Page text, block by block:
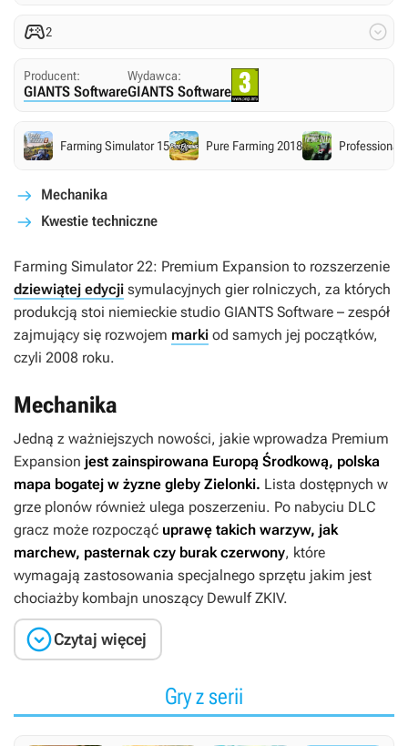
2 
Producent:
GIANTS Software
Wydawca:
GIANTS Software
Farming Simulator 15 Pure Farming 2018 Professional
Mechanika
Kwestie techniczne
Farming Simulator 22: Premium Expansion to rozszerzenie
dziewiątej edycji symulacyjnych gier rolniczych, za których
produkcją stoi niemieckie studio GIANTS Software – zespół
zajmujący się rozwojem marki od samych jej początków,
czyli 2008 roku.
Mechanika
Jedną z ważniejszych nowości, jakie wprowadza Premium
Expansion jest zainspirowana Europą Środkową, polska
mapa bogatej w żyzne gleby Zielonki. Lista dostępnych w
grze plonów również ulega poszerzeniu. Po nabyciu DLC
gracz może rozpocząć uprawę takich warzyw, jak
marchew, pasternak czy burak czerwony, które
wymagają zastosowania specjalnego sprzętu jakim jest
chociażby kombajn unoszący Dewulf ZKIV.
Czytaj więcej
Gry z serii